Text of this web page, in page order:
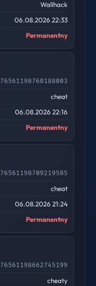
Wallhack
06.08.2026 22:33
Permanentny
76561198760188003
cheat
06.08.2026 22:16
Permanentny
76561198709219585
cheat
06.08.2026 21:24
Permanentny
76561198662745199
cheaty